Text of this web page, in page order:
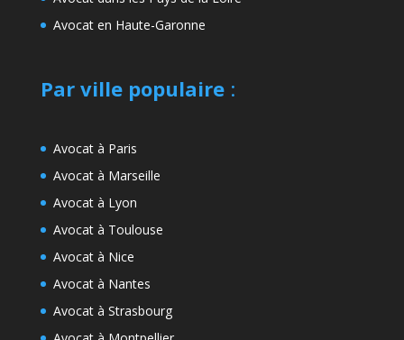
Avocat en Haute-Garonne
Par ville populaire:
Avocat à Paris
Avocat à Marseille
Avocat à Lyon
Avocat à Toulouse
Avocat à Nice
Avocat à Nantes
Avocat à Strasbourg